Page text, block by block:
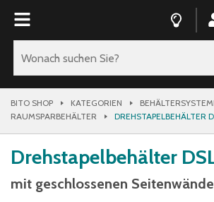
BITO SHOP KATEGORIEN
RAUMSPARBEHÄLTER
DREHSTAPELBEHÄLTER
Drehstapelbehälter
mit geschlossenen